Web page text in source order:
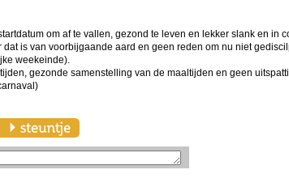
om af te vallen, gezond te leven en lekker slank en in
is van voorbijgaande aard en geen reden om nu niet
weekeinde).
gezonde samenstelling van de maaltijden en geen